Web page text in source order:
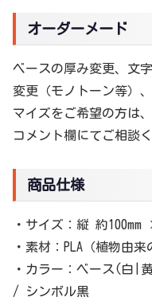
オーダーメード
ベースの厚み変更、文
変更（モノトーン等）
マイズをご希望の方は
コメント欄にてご相談く
商品仕様
・サイズ：縦 約
・素材：PLA（植物由
・カラー：ベース(白
/ シンボル黒